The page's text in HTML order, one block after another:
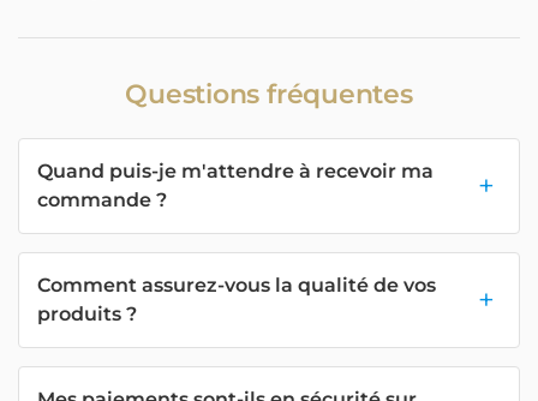
Questions fréquentes
Quand puis-je m'attendre à recevoir ma
commande ?
Comment assurez-vous la qualité de vos
produits ?